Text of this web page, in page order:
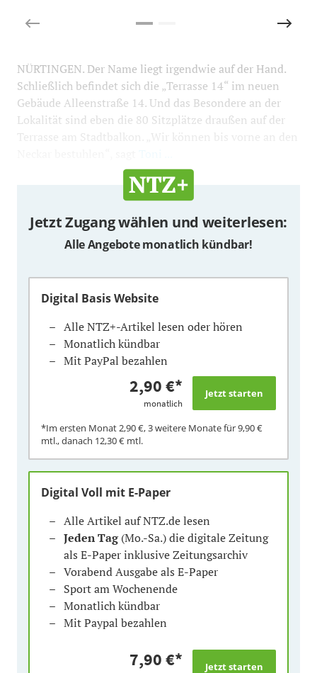
NÜRTINGEN. Der Name liegt irgendwie auf der Hand.
Schließlich befindet sich die „Terrasse 14“ im neuen
Gebäude Alleenstraße 14. Und das Besondere an der
Lokalität sind eben die 80 Sitzplätze draußen auf der
Terrasse am Stadtbalkon. „Wir können bis vorne an den
Jetzt Zugang wählen und weiterlesen:
Alle Angebote monatlich kündbar!
Digital Basis Website
Alle NTZ+-Artikel lesen oder hören
Monatlich kündbar
Mit PayPal bezahlen
2,90 €*
monatlich
*Im ersten Monat2,90 €, 3 weitere Monate für9,90 €
mtl., danach 12,30 € mtl.
Digital Voll mit E-Paper
Alle Artikel auf NTZ.de lesen
Jeden Tag(Mo.-Sa.) die digitale Zeitung
als E-Paper inklusive Zeitungsarchiv
Vorabend Ausgabe als E-Paper
Sport am Wochenende
Monatlich kündbar
Mit Paypal bezahlen
7,90 €*